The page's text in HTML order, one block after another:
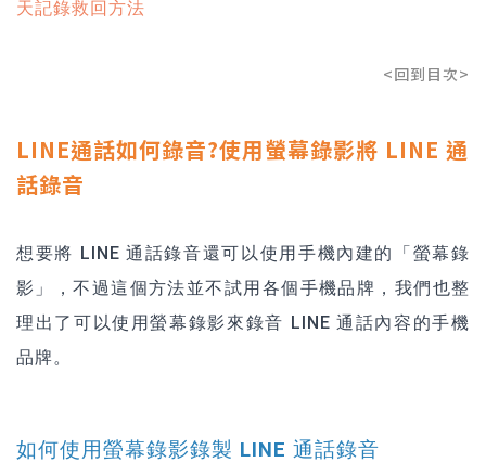
天記錄救回方法
<回到目次>
LINE通話如何錄音?使用螢幕錄影將 LINE 通
話錄音
想要將 LINE 通話錄音還可以使用手機內建的「螢幕錄
影」，不過這個方法並不試用各個手機品牌，我們也整
理出了可以使用螢幕錄影來錄音 LINE 通話內容的手機
品牌。
如何使用螢幕錄影錄製 LINE 通話錄音